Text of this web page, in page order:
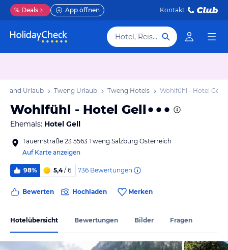
% Deals App öffnen Kontakt
Hotel, Reiseziel
Land Urlaub Tweng Urlaub Tweng Hotels Wohlfühl - Hotel Gell
Wohlfühl - Hotel Gell
Ehemals: Hotel Gell
Tauernstraße 23 5563 Tweng Salzburg Österreich
Auf Karte anzeigen
98% 5,4/ 6 736 Bewertungen
Bewerten Hochladen Merken
Hotelübersicht Bewertungen Bilder Fragen